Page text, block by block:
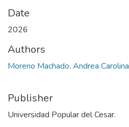
Date
2026
Authors
Moreno Machado, Andrea Carolina
Publisher
Universidad Popular del Cesar.